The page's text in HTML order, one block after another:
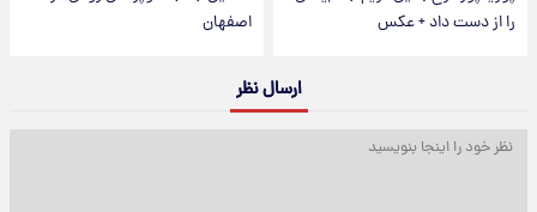
را از دست داد + عکس
اصفهان
ارسال نظر